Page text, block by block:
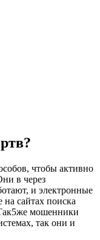
чтобы активно
в через
и электронные
сайтах поиска
мошенники
так они и